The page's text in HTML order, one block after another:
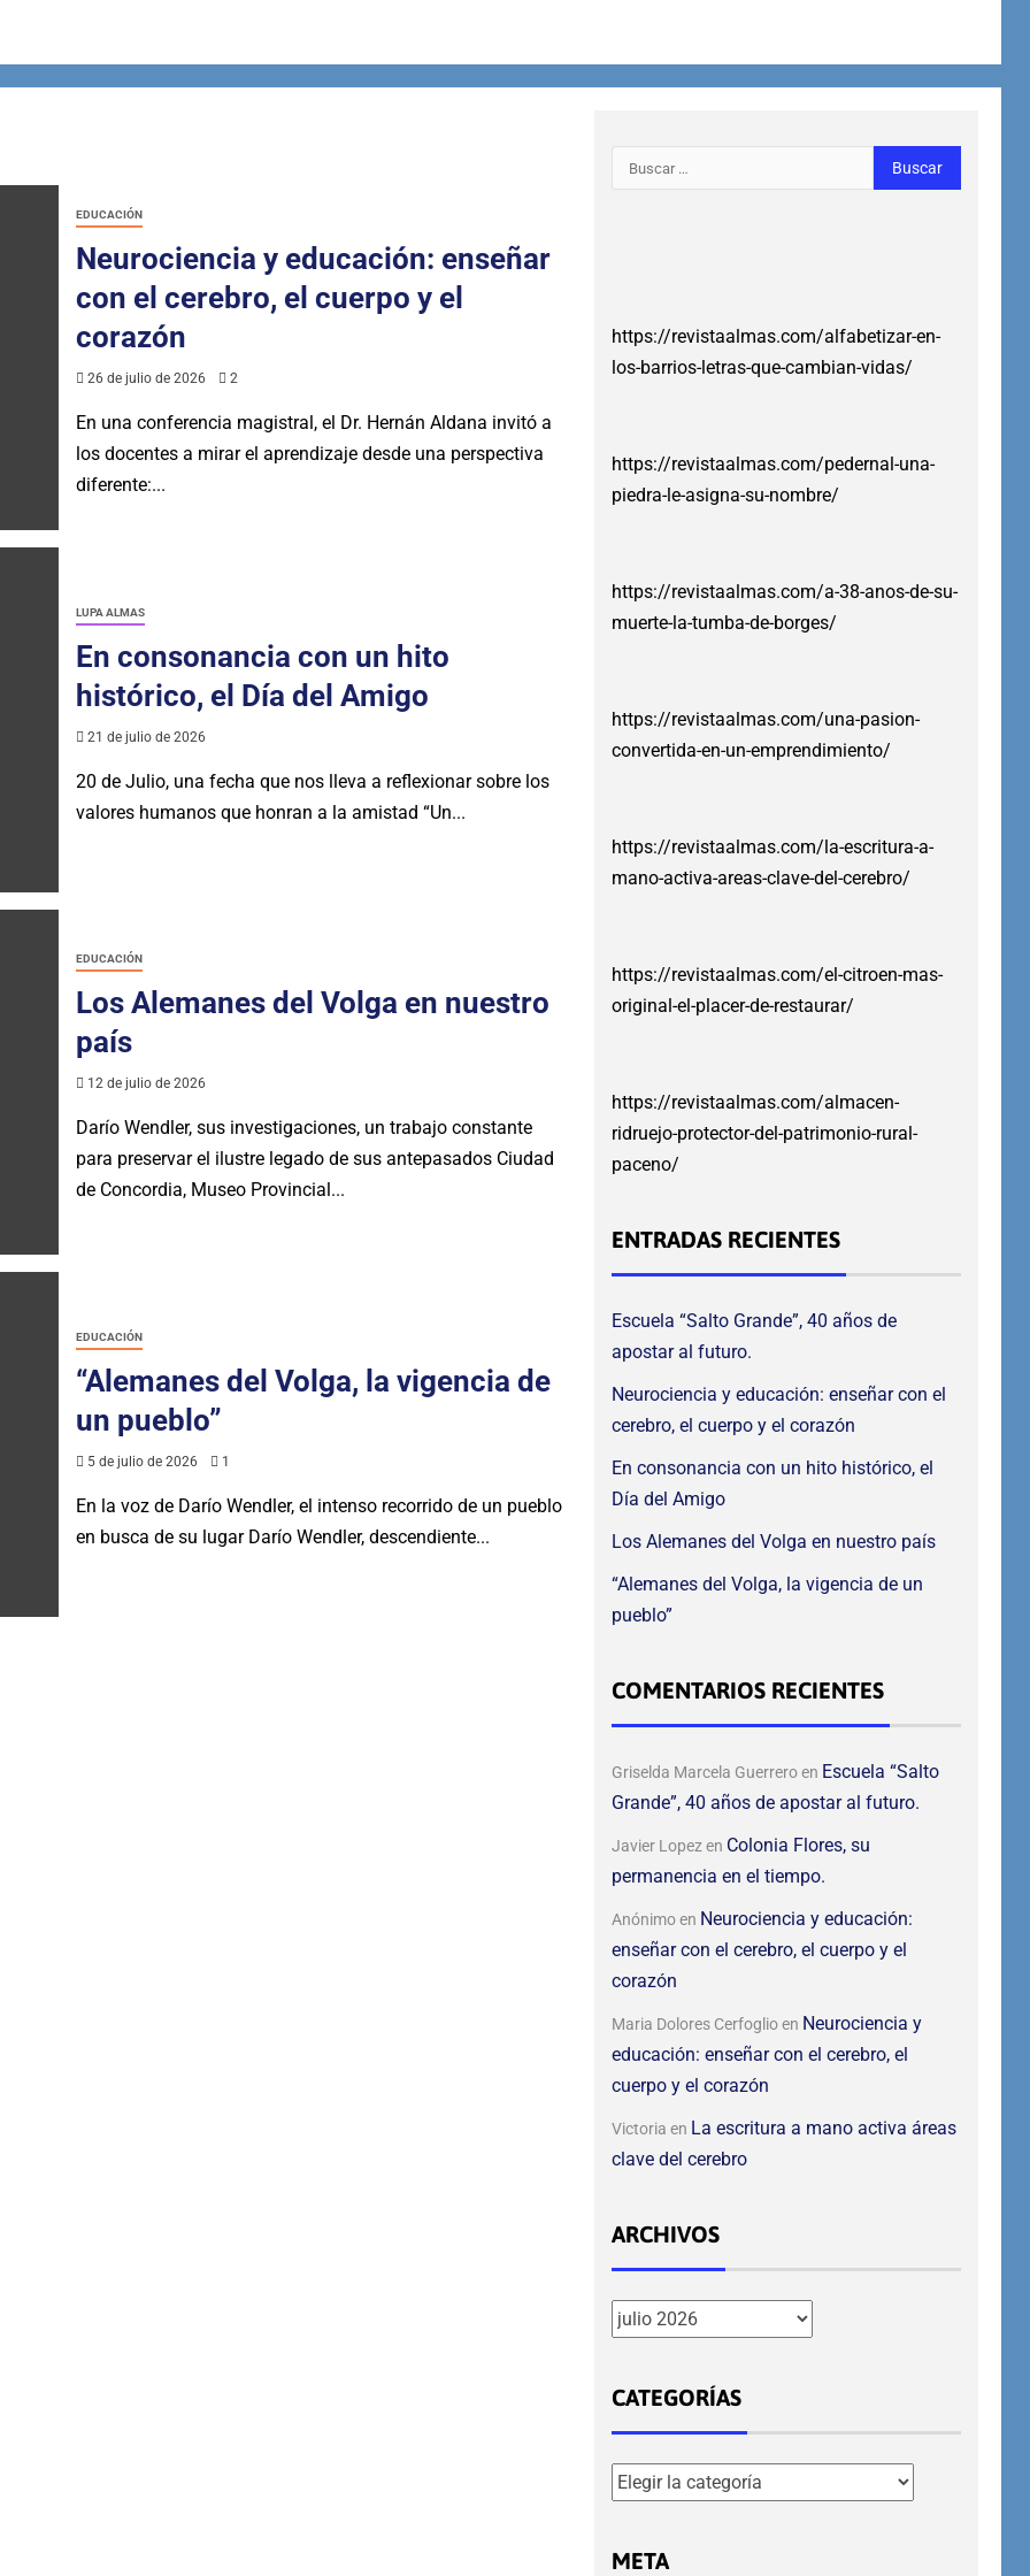
EDUCACIÓN
Neurociencia y educación: enseñar
con el cerebro, el cuerpo y el
corazón
26 de julio de 2026 2
En una conferencia magistral, el Dr. Hernán Aldana invitó a
los docentes a mirar el aprendizaje desde una perspectiva
diferente:...
LUPA ALMAS
En consonancia con un hito
histórico, el Día del Amigo
21 de julio de 2026
20 de Julio, una fecha que nos lleva a reflexionar sobre los
valores humanos que honran a la amistad “Un...
EDUCACIÓN
Los Alemanes del Volga en nuestro
país
12 de julio de 2026
Darío Wendler, sus investigaciones, un trabajo constante
para preservar el ilustre legado de sus antepasados Ciudad
de Concordia, Museo Provincial...
EDUCACIÓN
“Alemanes del Volga, la vigencia de
un pueblo”
5 de julio de 2026 1
En la voz de Darío Wendler, el intenso recorrido de un pueblo
en busca de su lugar Darío Wendler, descendiente...
https://revistaalmas.com/alfabetizar-en-
los-barrios-letras-que-cambian-vidas/
https://revistaalmas.com/pedernal-una-
piedra-le-asigna-su-nombre/
https://revistaalmas.com/a-38-anos-de-su-
muerte-la-tumba-de-borges/
https://revistaalmas.com/una-pasion-
convertida-en-un-emprendimiento/
https://revistaalmas.com/la-escritura-a-
mano-activa-areas-clave-del-cerebro/
https://revistaalmas.com/el-citroen-mas-
original-el-placer-de-restaurar/
https://revistaalmas.com/almacen-
ridruejo-protector-del-patrimonio-rural-
paceno/
ENTRADAS RECIENTES
Escuela “Salto Grande”, 40 años de
apostar al futuro.
Neurociencia y educación: enseñar con el
cerebro, el cuerpo y el corazón
En consonancia con un hito histórico, el
Día del Amigo
Los Alemanes del Volga en nuestro país
“Alemanes del Volga, la vigencia de un
pueblo”
COMENTARIOS RECIENTES
Griselda Marcela Guerreroen Escuela “Salto
Grande”, 40 años de apostar al futuro.
Javier Lopezen Colonia Flores, su
permanencia en el tiempo.
Anónimoen Neurociencia y educación:
enseñar con el cerebro, el cuerpo y el
corazón
Maria Dolores Cerfoglioen Neurociencia y
educación: enseñar con el cerebro, el
cuerpo y el corazón
Victoria en La escritura a mano activa áreas
clave del cerebro
ARCHIVOS
CATEGORÍAS
META